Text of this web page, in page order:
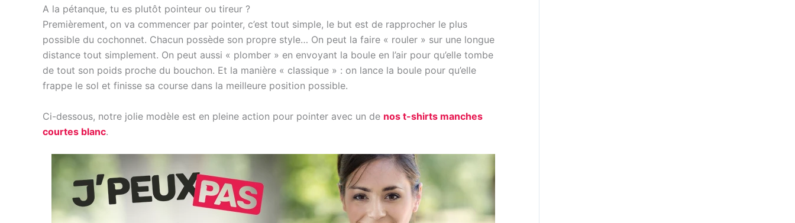
A la pétanque, tu es plutôt pointeur ou tireur ?
Premièrement, on va commencer par pointer, c’est tout simple, le but est de rapprocher le plus
possible du cochonnet. Chacun possède son propre style… On peut la faire « rouler » sur une longue
distance tout simplement. On peut aussi « plomber » en envoyant la boule en l’air pour qu’elle tombe
de tout son poids proche du bouchon. Et la manière « classique » : on lance la boule pour qu’elle
frappe le sol et finisse sa course dans la meilleure position possible.
Ci-dessous, notre jolie modèle est en pleine action pour pointer avec un de nos t-shirts manches
courtes blanc.